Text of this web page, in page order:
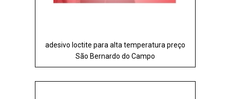
adesivo loctite para alta temperatura preço
São Bernardo do Campo